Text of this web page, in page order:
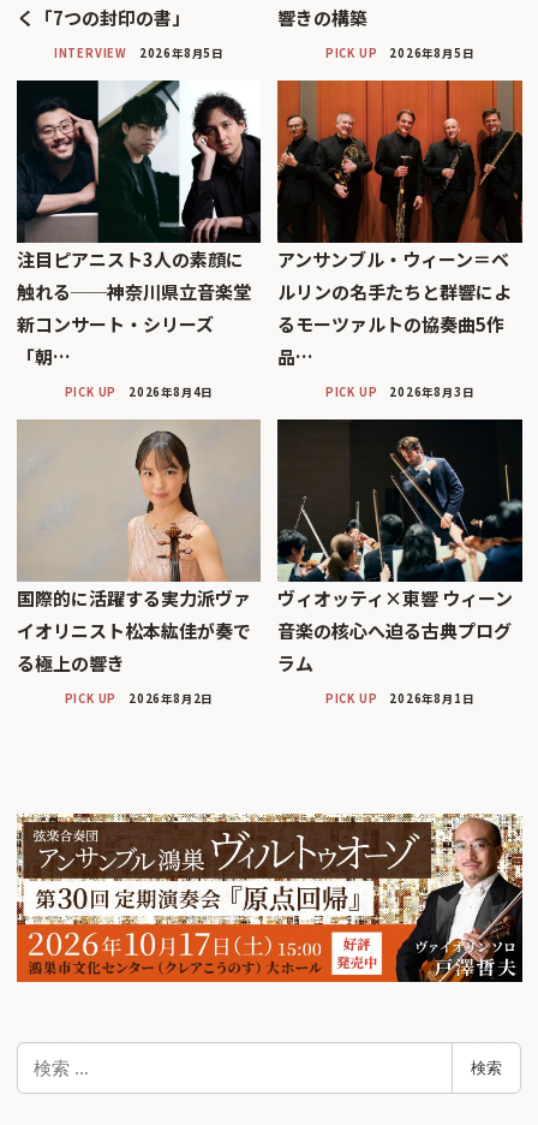
く「7つの封印の書」
INTERVIEW 2026年8月5日
響きの構築
PICK UP 2026年8月5日
注目ピアニスト3人の素顔に
触れる──神奈川県立音楽堂
新コンサート・シリーズ
「朝…
PICK UP 2026年8月4日
アンサンブル・ウィーン＝ベ
ルリンの名手たちと群響によ
るモーツァルトの協奏曲5作
品…
PICK UP 2026年8月3日
国際的に活躍する実力派ヴァ
イオリニスト松本紘佳が奏で
る極上の響き
PICK UP 2026年8月2日
ヴィオッティ×東響 ウィーン
音楽の核心へ迫る古典プログ
ラム
PICK UP 2026年8月1日
検
検索